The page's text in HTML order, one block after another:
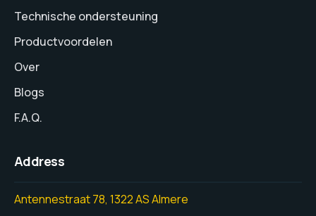
Technische ondersteuning
Productvoordelen
Over
Blogs
F.A.Q.
Address
Antennestraat 78, 1322 AS Almere